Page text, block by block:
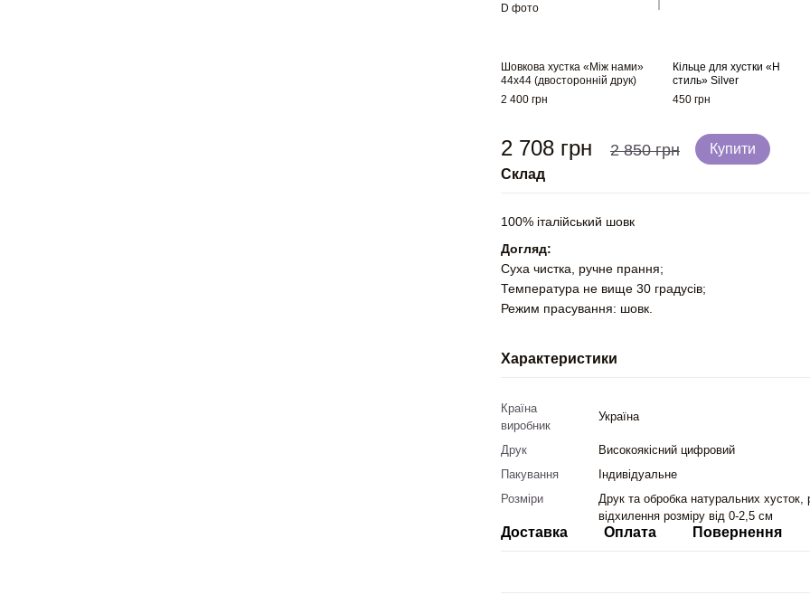
Шовкова хустка «Між нами»
44х44 (двосторонній друк)
2 400 грн
Кільце для хустки «Н
стиль» Silver
450 грн
2 708 грн 2 850 грн
Купити
Склад
100% італійський шовк
Догляд:
Суха чистка, ручне прання;
Температура не вище 30 градусів;
Режим прасування: шовк.
Характеристики
Країна
виробник
Україна
Друк
Високоякісний цифровий
Пакування
Індивідуальне
Розміри
Друк та обробка натуральних
відхилення розміру від 0-2,5 см
Доставка Оплата Повернення